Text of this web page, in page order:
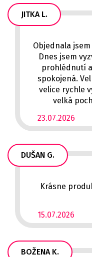
JITKA L.
23.07.2026
Objednala
Dnes jsem
prohlédnutí
spokojená.
velice rychle
velká
DUŠAN G.
15.07.2026
Krásne
BOŽENA K.